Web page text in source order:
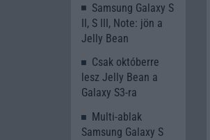
Samsung Galaxy S
II, S III, Note: jön a
Jelly Bean
Csak októberre
lesz Jelly Bean a
Galaxy S3-ra
Multi-ablak
Samsung Galaxy S